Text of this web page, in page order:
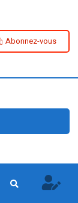
Abonnez-vous